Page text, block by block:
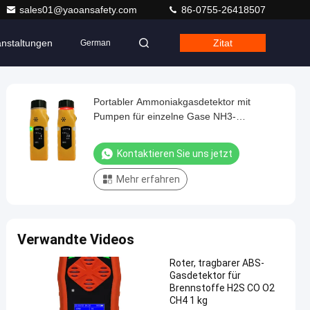
sales01@yaoansafety.com 86-0755-26418507
German Zitat
Portabler Ammoniakgasdetektor mit
Pumpen für einzelne Gase NH3-
Kontaktieren Sie uns jetzt
Mehr erfahren
Verwandte Videos
Roter, tragbarer ABS-
Gasdetektor für
Brennstoffe H2S CO O2
CH4 1 kg